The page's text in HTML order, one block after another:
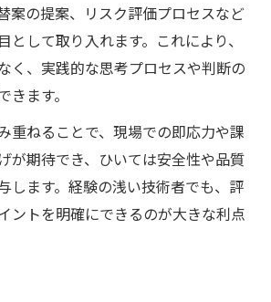
案の提案、リスク評価プロセスなど
として取り入れます。これにより、
く、実践的な思考プロセスや判断の
ます。
重ねることで、現場での即応力や課
が期待でき、ひいては安全性や品質
します。経験の浅い技術者でも、評
ントを明確にできるのが大きな利点